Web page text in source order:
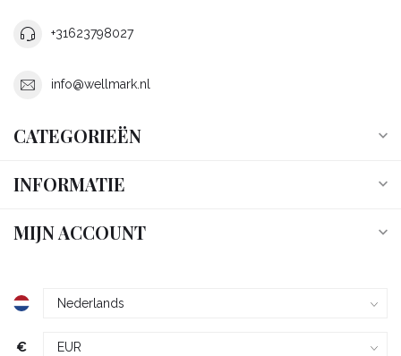
+31623798027
info@wellmark.nl
CATEGORIEËN
INFORMATIE
MIJN ACCOUNT
€